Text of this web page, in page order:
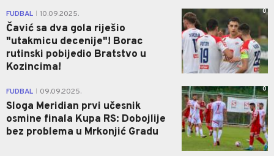
FUDBAL 10.09.2025.
Čavić sa dva gola riješio
"utakmicu decenije"! Borac
rutinski pobijedio Bratstvo u
Kozincima!
0
FUDBAL 09.09.2025.
Sloga Meridian prvi učesnik
osmine finala Kupa RS: Dobojlije
bez problema u Mrkonjić Gradu
0